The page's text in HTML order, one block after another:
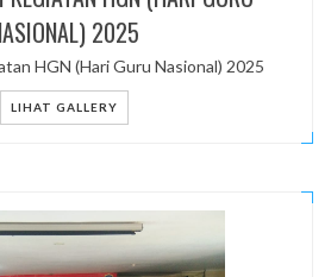
2025
HGN (Hari Guru Nasional) 2025
LIHAT GALLERY